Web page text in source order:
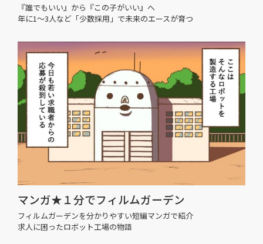
『誰でもいい』から『この子がいい』へ
年に1〜3人など「少数採用」で未来のエースが育つ
マンガ★１分でフィルムガーデン
フィルムガーデンを分かりやすい短編マンガで紹介
求人に困ったロボット工場の物語